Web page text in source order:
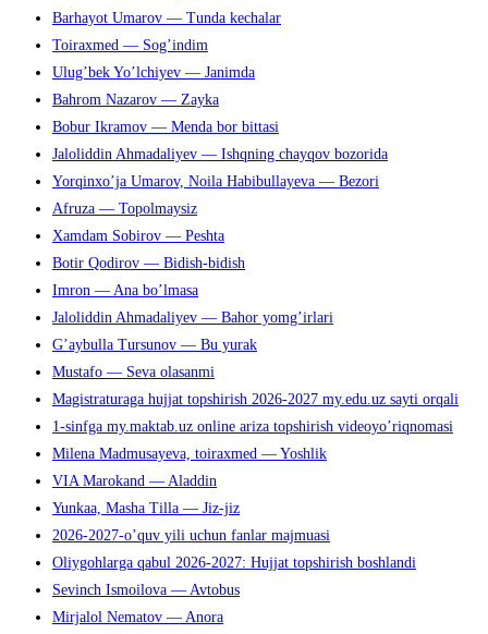
Barhayot Umarov — Tunda kechalar
Toiraxmed — Sog’indim
Ulug’bek Yo’lchiyev — Janimda
Bahrom Nazarov — Zayka
Bobur Ikramov — Menda bor bittasi
Jaloliddin Ahmadaliyev — Ishqning chayqov bozorida
Yorqinxo’ja Umarov, Noila Habibullayeva — Bezori
Afruza — Topolmaysiz
Xamdam Sobirov — Peshta
Botir Qodirov — Bidish-bidish
Imron — Ana bo’lmasa
Jaloliddin Ahmadaliyev — Bahor yomg’irlari
G’aybulla Tursunov — Bu yurak
Mustafo — Seva olasanmi
Magistraturaga hujjat topshirish 2026-2027 my.edu.uz sayti orqali
1-sinfga my.maktab.uz online ariza topshirish videoyo’riqnomasi
Milena Madmusayeva, toiraxmed — Yoshlik
VIA Marokand — Aladdin
Yunkaa, Masha Tilla — Jiz-jiz
2026-2027-o’quv yili uchun fanlar majmuasi
Oliygohlarga qabul 2026-2027: Hujjat topshirish boshlandi
Sevinch Ismoilova — Avtobus
Mirjalol Nematov — Anora